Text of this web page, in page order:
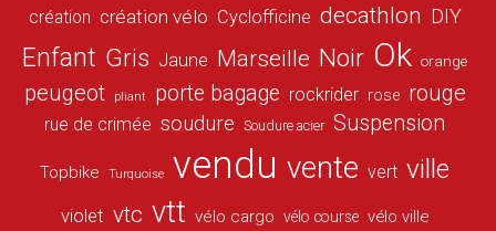
création création vélo Cyclofficine decathlon DIY
Enfant Gris Jaune Marseille Noir Ok orange
peugeot pliant porte bagage rockrider rose rouge
rue de crimée soudure Soudure acier Suspension
Topbike Turquoise vendu vente vert ville
violet vtc vtt vélo cargo vélo course vélo ville